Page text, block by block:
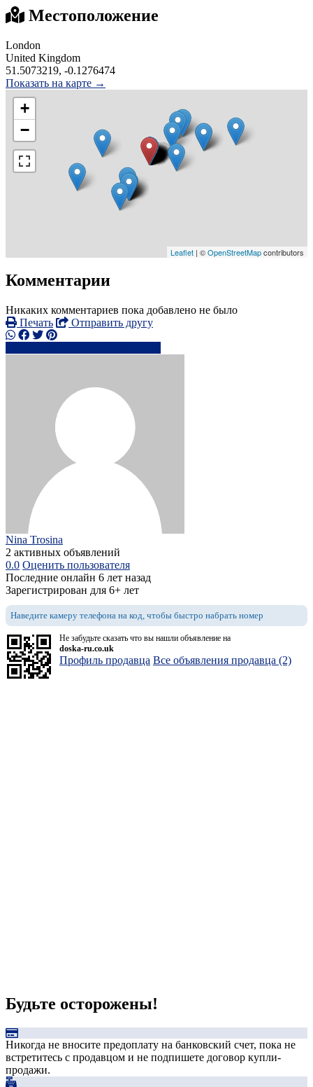
Местоположение
London
United Kingdom
51.5073219, -0.1276474
Показать на карте →
+
−
Leaflet | ©OpenStreetMapcontributors
Комментарии
Никаких комментариев пока добавлено не было
Печать
Отправить другу
Nina Trosina
2 активных объявлений
0.0 Оценить пользователя
Последние онлайн 6 лет назад
Зарегистрирован для 6+ лет
Наведите камеру телефона на код, чтобы быстро набрать номер
Не забудьте сказать что вы нашли объявление на
doska-ru.co.uk
Профиль продавца Все объявления продавца (2)
Будьте осторожены!
Никогда не вносите предоплату на банковский счет, пока не
встретитесь с продавцом и не подпишете договор купли-
продажи.